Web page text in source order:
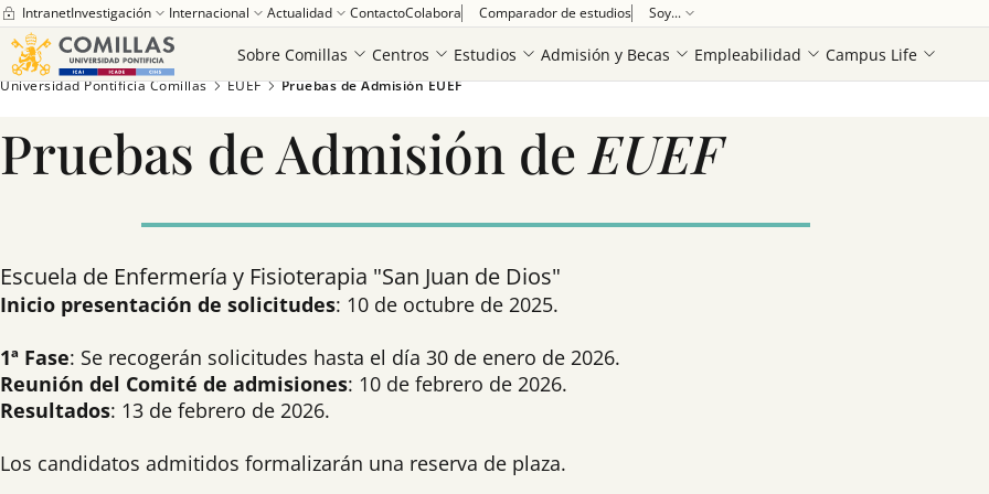
IntranetInvestigación Internacional Actualidad ContactoColabora Comparador de estudios Soy...
Sobre Comillas Centros Estudios Admisión y Becas Empleabilidad Campus Life
Universidad Pontificia Comillas EUEF Pruebas de Admisión EUEF
Pruebas de Admisión de EUEF
Escuela de Enfermería y Fisioterapia "San Juan de Dios"
Inicio presentación de solicitudes: 10 de octubre de 2025.
1ª Fase: Se recogerán solicitudes hasta el día 30 de enero de 2026.
Reunión del Comité de admisiones: 10 de febrero de 2026.
Resultados: 13 de febrero de 2026.
Los candidatos admitidos formalizarán una reserva de plaza.